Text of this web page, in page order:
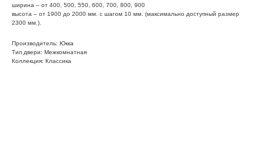
ширина – от 400, 500, 550, 600, 700, 800, 900
высота – от 1900 до 2000 мм. с шагом 10 мм. (максимально доступный размер
2300 мм.).
Производитель: Юкка
Тип двери: Межкомнатная
Коллекция: Классика